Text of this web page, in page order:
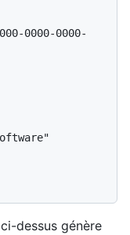
ci-dessus génère